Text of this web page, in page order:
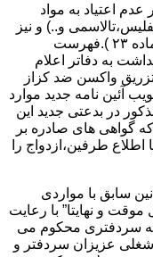
اعتیاد به مواد
و..) و نیز
واکسیناسیون زوجین،قبل از ثبت ازدواج (ماده ۲۳ ).فهرست
به دفاتر اعلام
واکسن ضد کزاز
آئین نامه جدید موارد
در بدعتی جدید این
که گواهی های صادره بر
اطلاع طرفین،ازدواج را
سابق با مواردی
و نهایتا” با رعایت
سردفتری محکوم می
عزیزان سردفتر و